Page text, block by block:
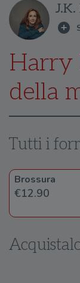
Harry
della
Tutti i
Brossura
€12.90